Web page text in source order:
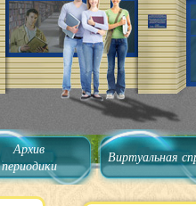
Архив
периодики
Виртуальная